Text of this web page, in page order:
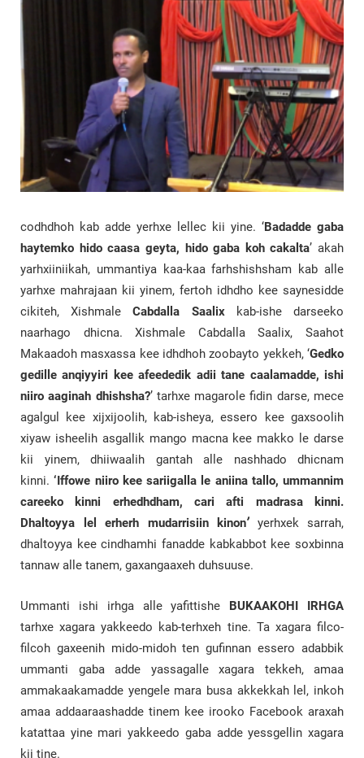
codhdhoh kab adde yerhxe lellec kii yine. ‘Badadde gaba
haytemko hido caasa geyta, hido gaba koh cakalta’ akah
yarhxiiniikah, ummantiya kaa-kaa farhshishsham kab alle
yarhxe mahrajaan kii yinem, fertoh idhdho kee saynesidde
cikiteh, XishmaleCabdalla Saalix
kab-ishe darseeko
naarhago dhicna. Xishmale Cabdalla Saalix, Saahot
Makaadoh masxassa kee idhdhoh zoobayto yekkeh, ‘Gedko
gedille anqiyyiri kee afeededik adii tane caalamadde, ishi
niiro aaginah dhishsha?’ tarhxe magarole fidin darse, mece
agalgul kee xijxijoolih, kab-isheya, essero kee gaxsoolih
xiyaw isheelih asgallik mango macna kee makko le darse
kii yinem, dhiiwaalih gantah alle nashhado dhicnam
kinni.‘Iffowe niiro kee sariigalla le aniina tallo, ummannim
careeko kinni erhedhdham, cari afti madrasa kinni.
Dhaltoyya lel erherh mudarrisiin kinon’yerhxek sarrah,
dhaltoyya kee cindhamhi fanadde kabkabbot kee soxbinna
tannaw alle tanem, gaxangaaxeh duhsuuse.
Ummanti ishi irhga alle yafittishe BUKAAKOHI IRHGA
tarhxe xagara yakkeedo kab-terhxeh tine. Ta xagara filco-
filcoh gaxeenih mido-midoh ten gufinnan essero adabbik
ummanti gaba adde yassagalle xagara tekkeh, amaa
ammakaakamadde yengele mara busa akkekkah lel, inkoh
amaa addaaraashadde tinem kee irooko Facebook araxah
katattaa yine mari yakkeedo gaba adde yessgellin xagara
kii tine.